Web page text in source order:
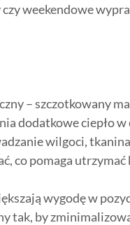
weekendowe
– szczotkowany
dodatkowe ciepło w
wilgoci,
co pomaga
wygodę w
tak, by